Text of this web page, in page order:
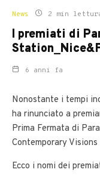
News 2 min
I premiati di
6 anni fa
Nonostante i tempi
ha rinunciato a
Prima Fermata di
Contemporary Visions
Ecco i nomi dei